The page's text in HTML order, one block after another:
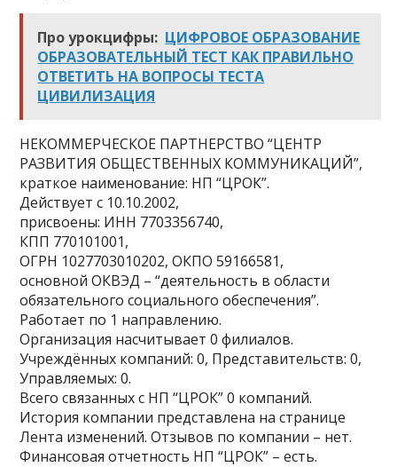
Про урокцифры: ЦИФРОВОЕ ОБРАЗОВАНИЕ
ОБРАЗОВАТЕЛЬНЫЙ ТЕСТ КАК ПРАВИЛЬНО
ОТВЕТИТЬ НА ВОПРОСЫ ТЕСТА
ЦИВИЛИЗАЦИЯ
НЕКОММЕРЧЕСКОЕ ПАРТНЕРСТВО “ЦЕНТР
РАЗВИТИЯ ОБЩЕСТВЕННЫХ КОММУНИКАЦИЙ”,
краткое наименование: НП “ЦРОК”.
Действует с 10.10.2002,
присвоены: ИНН 7703356740,
КПП 770101001,
ОГРН 1027703010202, ОКПО 59166581,
основной ОКВЭД – “деятельность в области
обязательного социального обеспечения”.
Работает по 1 направлению.
Организация насчитывает 0 филиалов.
Учреждённых компаний: 0, Представительств: 0,
Управляемых: 0.
Всего связанных с НП “ЦРОК” 0 компаний.
История компании представлена на странице
Лента изменений. Отзывов по компании – нет.
Финансовая отчетность НП “ЦРОК” – есть.